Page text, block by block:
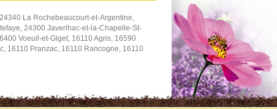
La Rochebeaucourt-et-Argentine,
24300 Javerlhac-et-la-Chapelle-St-
Voeuil-et-Giget, 16110 Agris, 16590
16110 Pranzac, 16110 Rancogne, 16110